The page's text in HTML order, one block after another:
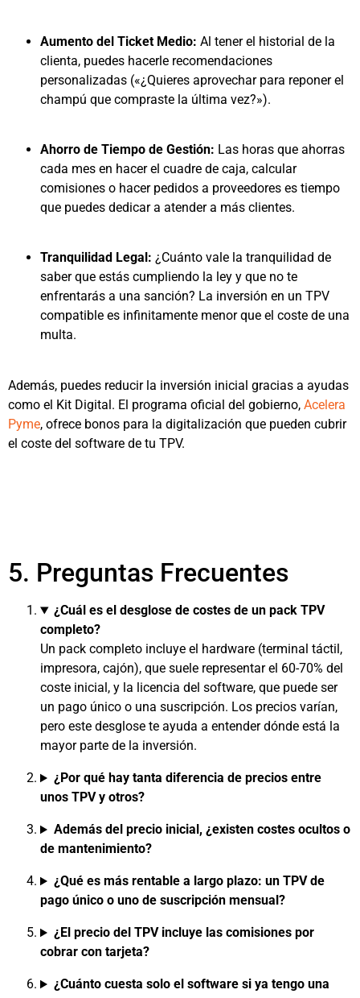
Aumento del Ticket Medio: Al tener el historial de la
clienta, puedes hacerle recomendaciones
personalizadas («¿Quieres aprovechar para reponer el
champú que compraste la última vez?»).
Ahorro de Tiempo de Gestión: Las horas que ahorras
cada mes en hacer el cuadre de caja, calcular
comisiones o hacer pedidos a proveedores es tiempo
que puedes dedicar a atender a más clientes.
Tranquilidad Legal: ¿Cuánto vale la tranquilidad de
saber que estás cumpliendo la ley y que no te
enfrentarás a una sanción? La inversión en un TPV
compatible es infinitamente menor que el coste de una
multa.
Además, puedes reducir la inversión inicial gracias a ayudas
como el Kit Digital. El programa oficial del gobierno, Acelera
Pyme, ofrece bonos para la digitalización que pueden cubrir
el coste del software de tu TPV.
5. Preguntas Frecuentes
¿Cuál es el desglose de costes de un pack TPV
completo?
Un pack completo incluye el hardware (terminal táctil,
impresora, cajón), que suele representar el 60-70% del
coste inicial, y la licencia del software, que puede ser
un pago único o una suscripción. Los precios varían,
pero este desglose te ayuda a entender dónde está la
mayor parte de la inversión.
¿Por qué hay tanta diferencia de precios entre
unos TPV y otros?
Además del precio inicial, ¿existen costes ocultos o
de mantenimiento?
¿Qué es más rentable a largo plazo: un TPV de
pago único o uno de suscripción mensual?
¿El precio del TPV incluye las comisiones por
cobrar con tarjeta?
¿Cuánto cuesta solo el software si ya tengo una